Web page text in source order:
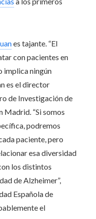
es tajante. “El
con pacientes en
implica ningún
es el director
de Investigación de
Madrid. “Si somos
podremos
paciente, pero
esa diversidad
los distintos
de Alzheimer”,
Española de
el